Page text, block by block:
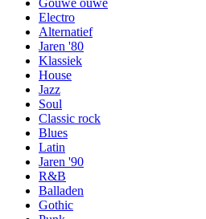
Gouwe ouwe
Electro
Alternatief
Jaren '80
Klassiek
House
Jazz
Soul
Classic rock
Blues
Latin
Jaren '90
R&B
Balladen
Gothic